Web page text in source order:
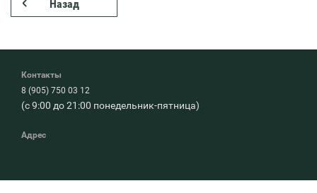
Назад
Контакты
8 (905) 750 03 12
(с 9:00 до 21:00 понедельник-пятница)
Адрес